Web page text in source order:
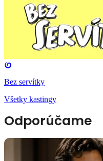
Bez servítky
Všetky kastingy
Odporúčame